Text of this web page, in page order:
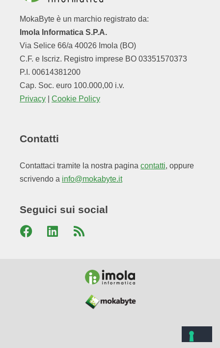
MokaByte è un marchio registrato da:
Imola Informatica S.P.A.
Via Selice 66/a 40026 Imola (BO)
C.F. e Iscriz. Registro imprese BO 03351570373
P.I. 00614381200
Cap. Soc. euro 100.000,00 i.v.
Privacy
Cookie Policy
Contatti
Contattaci tramite la nostra pagina contatti, oppure
scrivendo a info@mokabyte.it
Seguici sui social